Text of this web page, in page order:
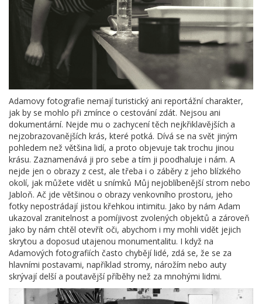
Adamovy fotografie nemají turistický ani reportážní charakter,
jak by se mohlo při zmínce o cestování zdát. Nejsou ani
dokumentární. Nejde mu o zachycení těch nejkřiklavějších a
nejzobrazovanějších krás, které potká. Dívá se na svět jiným
pohledem než většina lidí, a proto objevuje tak trochu jinou
krásu. Zaznamenává ji pro sebe a tím ji poodhaluje i nám. A
nejde jen o obrazy z cest, ale třeba i o záběry z jeho blízkého
okolí, jak můžete vidět u snímků Můj nejoblíbenější strom nebo
Jabloň. Ač jde většinou o obrazy venkovního prostoru, jeho
fotky nepostrádají jistou křehkou intimitu. Jako by nám Adam
ukazoval zranitelnost a pomíjivost zvolených objektů a zároveň
jako by nám chtěl otevřít oči, abychom i my mohli vidět jejich
skrytou a doposud utajenou monumentalitu. I když na
Adamových fotografiích často chybějí lidé, zdá se, že se za
hlavními postavami, například stromy, nárožím nebo auty
skrývají delší a poutavější příběhy než za mnohými lidmi.